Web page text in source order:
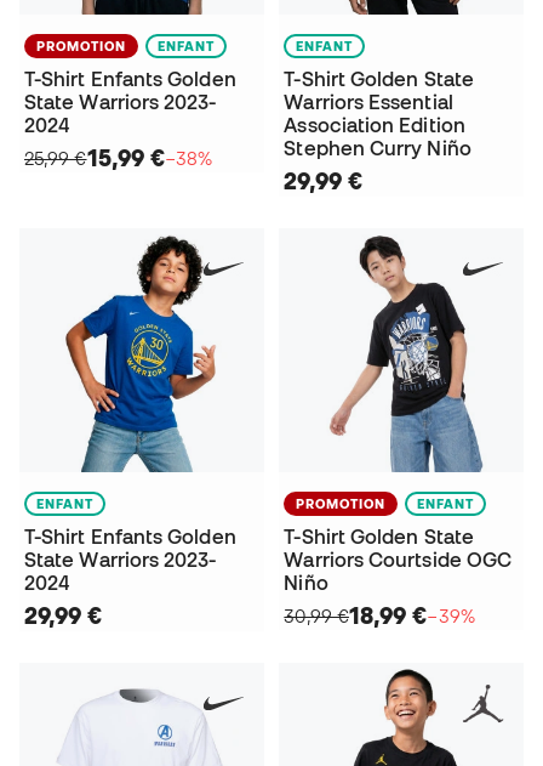
PROMOTION ENFANT
T-Shirt Enfants Golden
State Warriors 2023-
2024
25,99 €15,99 €−38%
ENFANT
T-Shirt Golden State
Warriors Essential
Association Edition
Stephen Curry Niño
29,99 €
ENFANT
T-Shirt Enfants Golden
State Warriors 2023-
2024
29,99 €
PROMOTION ENFANT
T-Shirt Golden State
Warriors Courtside OGC
Niño
30,99 €18,99 €−39%